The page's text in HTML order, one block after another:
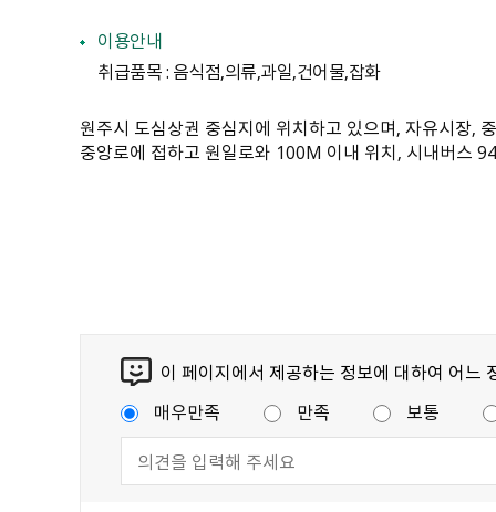
이용안내
취급품목 : 음식점,의류,과일,건어물,잡화
원주시 도심상권 중심지에 위치하고 있으며, 자유시장,
중앙로에 접하고 원일로와 100M 이내 위치, 시내버스
이 페이지에서 제공하는 정보에 대하여 어느
매우만족
만족 보통